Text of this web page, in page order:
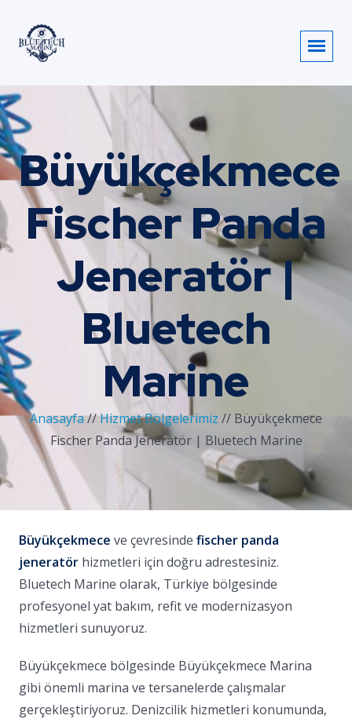
Büyükçekmece
Fischer Panda
Jeneratör |
Bluetech
Marine
Anasayfa//Hizmet Bölgelerimiz // Büyükçekmece
Fischer Panda Jeneratör | Bluetech Marine
Büyükçekmece ve çevresinde fischer panda
jeneratör hizmetleri için doğru adrestesiniz.
Bluetech Marine olarak, Türkiye bölgesinde
profesyonel yat bakım, refit ve modernizasyon
hizmetleri sunuyoruz.
Büyükçekmece bölgesinde Büyükçekmece Marina
gibi önemli marina ve tersanelerde çalışmalar
gerçekleştiriyoruz. Denizcilik hizmetleri konumunda,